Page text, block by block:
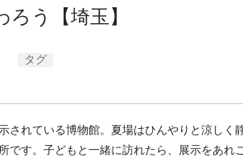
ろう【埼玉】
タグ
されている博物館。夏場はひんやりと涼しく
です。子どもと一緒に訪れたら、展示をあれ